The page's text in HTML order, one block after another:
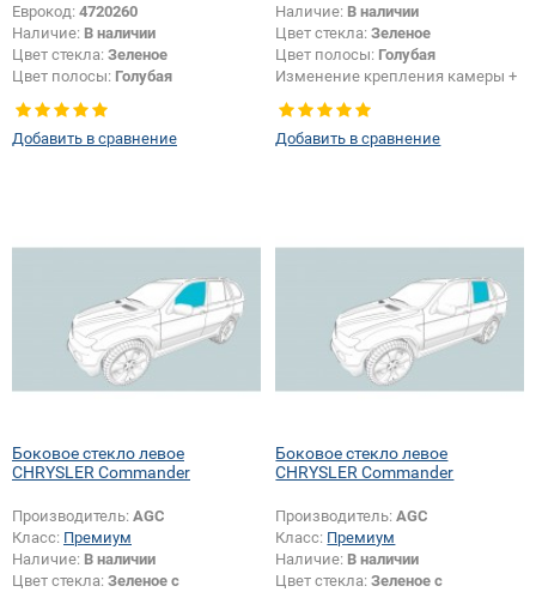
Еврокод: 4720260
Наличие: В наличии
Цвет стекла: Зеленое
Цвет полосы: Голубая
шелкографии:
Добавить в сравнение
Наличие: В наличии
Цвет стекла:Зеленое
Цвет полосы: Голубая
Изменение крепления камеры +
Добавить в сравнение
Боковое стекло левое
CHRYSLER Commander
Производитель: AGC
Класс: Премиум
Наличие: В наличии
Цвет стекла: Зеленое с
Боковое стекло левое
CHRYSLER Commander
Производитель:AGC
Класс: Премиум
Наличие: В наличии
Цвет стекла:Зеленое с